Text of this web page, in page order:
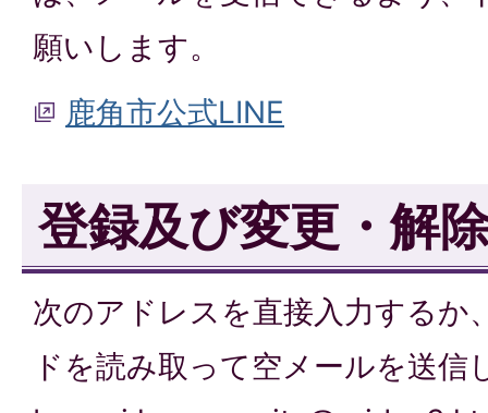
願いします。
鹿角市公式LINE
登録及び変更・解
次のアドレスを直接入力するか
ドを読み取って空メールを送信